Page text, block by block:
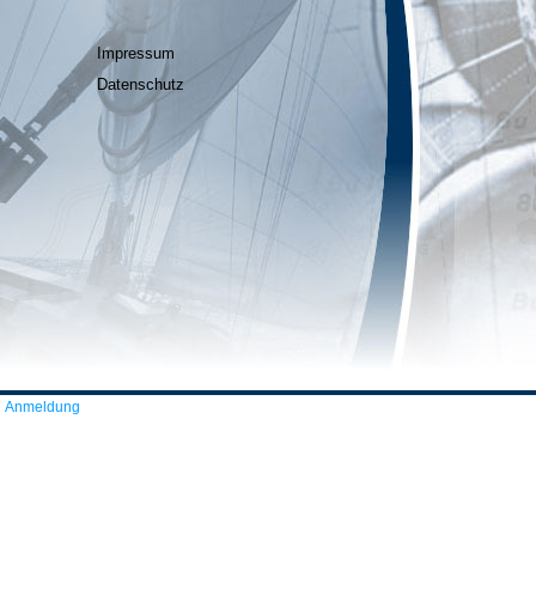
Impressum
Datenschutz
Anmeldung